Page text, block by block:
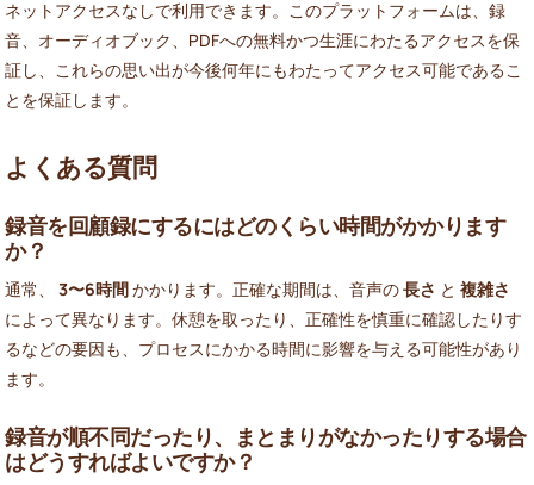
ネットアクセスなしで利用できます。このプラットフォームは、録
音、オーディオブック、PDFへの無料かつ生涯にわたるアクセスを保
証し、これらの思い出が今後何年にもわたってアクセス可能であるこ
とを保証します。
よくある質問
録音を回顧録にするにはどのくらい時間がかかります
か？
通常、 3〜6時間かかります。正確な期間は、音声の長さ と 複雑さ
によって異なります。休憩を取ったり、正確性を慎重に確認したりす
るなどの要因も、プロセスにかかる時間に影響を与える可能性があり
ます。
録音が順不同だったり、まとまりがなかったりする場合
はどうすればよいですか？